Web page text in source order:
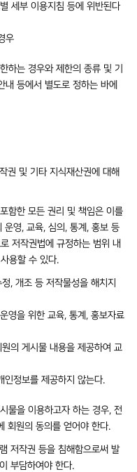
세부 이용지침 등에 위반된다
우
하는 경우와 제한의 종류 및 기
등에서 별도로 정하는 바에
권 및 기타 지식재산권에 대해
함한 모든 권리 및 책임은 이를
운영, 교육, 심의, 통계, 홍보 등
저작권법에 규정하는 범위 내
용할 수 있다.
, 개조 등 저작물성을 해치지
영을 위한 교육, 통계, 홍보자료
의 게시물 내용을 제공하여 교
정보를 제공하지 않는다.
물을 이용하고자 하는 경우, 전
회원의 동의를 얻어야 한다.
저작권 등을 침해함으로써 발
부담하여야 한다.